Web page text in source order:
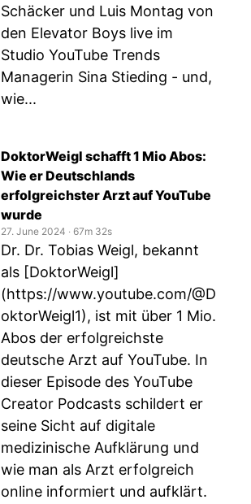
Schäcker und Luis Montag von
den Elevator Boys live im
Studio YouTube Trends
Managerin Sina Stieding - und,
wie...
DoktorWeigl schafft 1 Mio Abos:
Wie er Deutschlands
erfolgreichster Arzt auf YouTube
wurde
27. June 2024 ‧ 67m 32s
Dr. Dr. Tobias Weigl, bekannt
als [DoktorWeigl]
(https://www.youtube.com/@D
oktorWeigl1), ist mit über 1 Mio.
Abos der erfolgreichste
deutsche Arzt auf YouTube. In
dieser Episode des YouTube
Creator Podcasts schildert er
seine Sicht auf digitale
medizinische Aufklärung und
wie man als Arzt erfolgreich
online informiert und aufklärt.